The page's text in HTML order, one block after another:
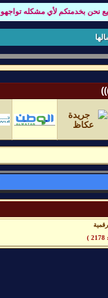
نحن بخدمتكم لأي مشكله